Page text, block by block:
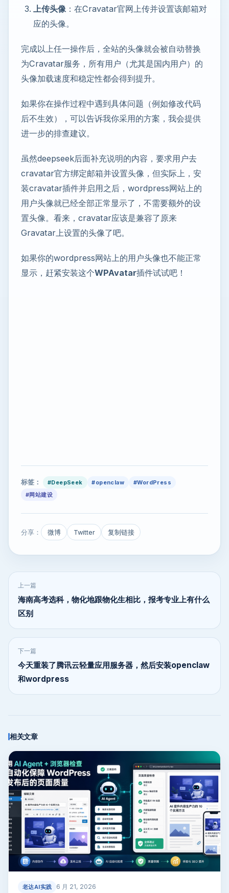
上传头像 ：在Cravatar官网上传并设置该邮箱对
应的头像。
完成以上任一操作后，全站的头像就会被自动替换
为Cravatar服务，所有用户（尤其是国内用户）的
头像加载速度和稳定性都会得到提升。
如果你在操作过程中遇到具体问题（例如修改代码
后不生效），可以告诉我你采用的方案，我会提供
进一步的排查建议。
虽然deepseek后面补充说明的内容，要求用户去
cravatar官方绑定邮箱并设置头像，但实际上，安
装cravatar插件并启用之后，wordpress网站上的
用户头像就已经全部正常显示了，不需要额外的设
置头像。看来，cravatar应该是兼容了原来
Gravatar上设置的头像了吧。
如果你的wordpress网站上的用户头像也不能正常
显示，赶紧安装这个WPAvatar插件试试吧！
标签： #DeepSeek #openclaw
#WordPress
#网站建设
分享： 微博 Twitter 复制链接
上一篇
海南高考选科，物化地跟物化生相比，报考专业上有什么
区别
下一篇
今天重装了腾讯云轻量应用服务器，然后安装openclaw
和wordpress
相关文章
老达AI实践 6 月 21, 2026